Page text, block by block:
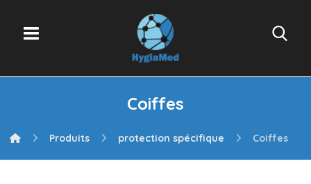
Coiffes
Produits protection spécifique Coiffes